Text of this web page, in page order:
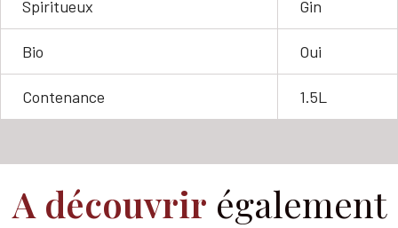
Spiritueux Gin
Bio Oui
Contenance 1.5L
A découvrir également